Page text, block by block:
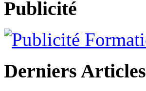
Publicité
Derniers Articles